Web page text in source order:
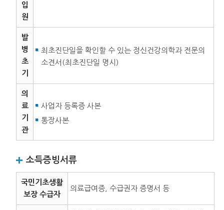
입
원
발
병
초
기
최초진단일을 확인할 수 있는 정신건강의학과 전문의
소견서(최초진단일 명시)
의
료
기
관
사업자 등록증 사본
통장사본
소득증빙서류
국민기초생활
보장 수급자
의료급여증, 수급권자 증명서 등